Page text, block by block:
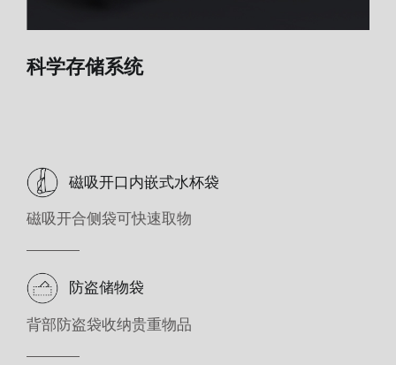
科学存储系统
磁吸开口内嵌式水杯袋
磁吸开合侧袋可快速取物
防盗储物袋
背部防盗袋收纳贵重物品